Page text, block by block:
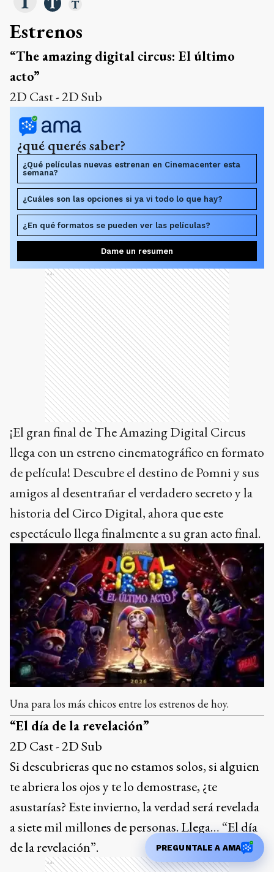
Estrenos
“The amazing digital circus: El último
acto”
2D Cast - 2D Sub
¿qué querés saber?
¿Qué películas nuevas estrenan en Cinemacenter esta
semana?
¿Cuáles son las opciones si ya vi todo lo que hay?
¿En qué formatos se pueden ver las películas?
Dame un resumen
Ads
¡El gran final de The Amazing Digital Circus
llega con un estreno cinematográfico en formato
de película! Descubre el destino de Pomni y sus
amigos al desentrañar el verdadero secreto y la
historia del Circo Digital, ahora que este
espectáculo llega finalmente a su gran acto final.
Una para los más chicos entre los estrenos de hoy.
“El día de la revelación”
2D Cast - 2D Sub
Si descubrieras que no estamos solos, si alguien
te abriera los ojos y te lo demostrase, ¿te
asustarías? Este invierno, la verdad será revelada
a siete mil millones de personas. Llega… “El día
de la revelación”.
Ads
PREGUNTALE A AMA